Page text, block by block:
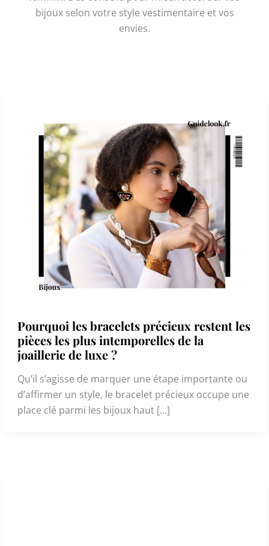
bijoux selon votre style vestimentaire et vos
envies.
Pourquoi les bracelets précieux restent les
pièces les plus intemporelles de la
joaillerie de luxe ?
Qu’il s’agisse de marquer une étape importante ou
d’affirmer un style, le bracelet précieux occupe une
place clé parmi les bijoux haut […]